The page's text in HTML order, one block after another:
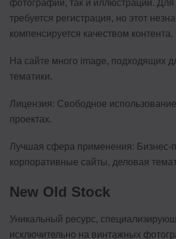
фотографии, так и иллюстрации. Для
требуется регистрация, но этот
компенсируется качеством контента.
На сайте много image, подходящих
тематики.
Лицензия: Свободное
проектах.
Лучшая сфера применения: Бизнес-
корпоративные сайты, деловая
New Old Stock
Уникальный ресурс,
исключительно на винтажных